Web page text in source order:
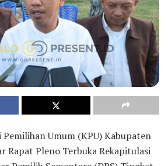
Pemilihan Umum (KPU) Kabupaten
Rapat Pleno Terbuka Rekapitulasi